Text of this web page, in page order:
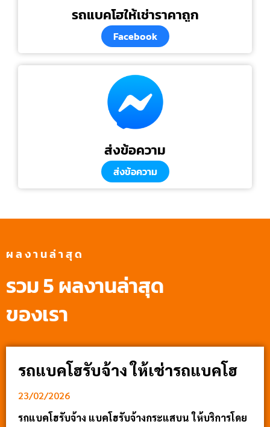
รถแบคโฮให้เช่าราคาถูก
Facebook
ส่งข้อความ
ส่งข้อความ
ผลงานล่าสุด
รวม 5 ผลงานล่าสุด
ของเรา
รถแบคโฮรับจ้าง ให้เช่ารถแบคโฮ
23/02/2026
รถแบคโฮรับจ้าง แบคโฮรับจ้างกระแสบน ให้บริการโดย